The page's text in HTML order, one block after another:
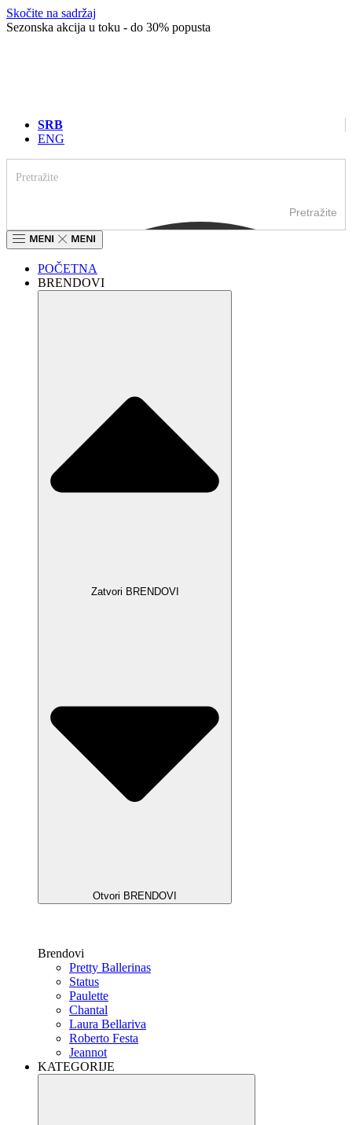
Skočite na sadržaj
Sezonska akcija u toku - do 30% popusta
SRB
ENG
Pretražite
POČETNA
BRENDOVI
Zatvori BRENDOVI
Otvori BRENDOVI
Brendovi
Pretty Ballerinas
Status
Paulette
Chantal
Laura Bellariva
Roberto Festa
Jeannot
KATEGORIJE